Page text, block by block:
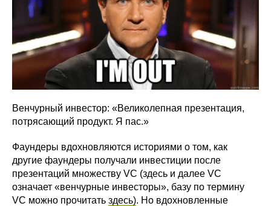
Венчурный инвестор: «Великолепная презентация,
потрясающий продукт. Я пас.»
Фаундеры вдохновляются историями о том, как
другие фаундеры получали инвестиции после
презентаций множеству VC (здесь и далее VC
означает «венчурные инвесторы», базу по термину
VC можно прочитать здесь). Но вдохновленные